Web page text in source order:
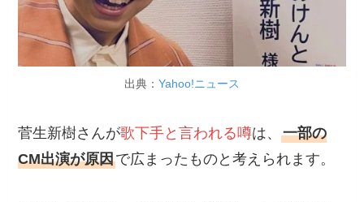
出典： Yahoo!ニュース
菅生新樹さんが歌下手と言われる噂は、一部の
CM出演が原因で広まったものと考えられます。